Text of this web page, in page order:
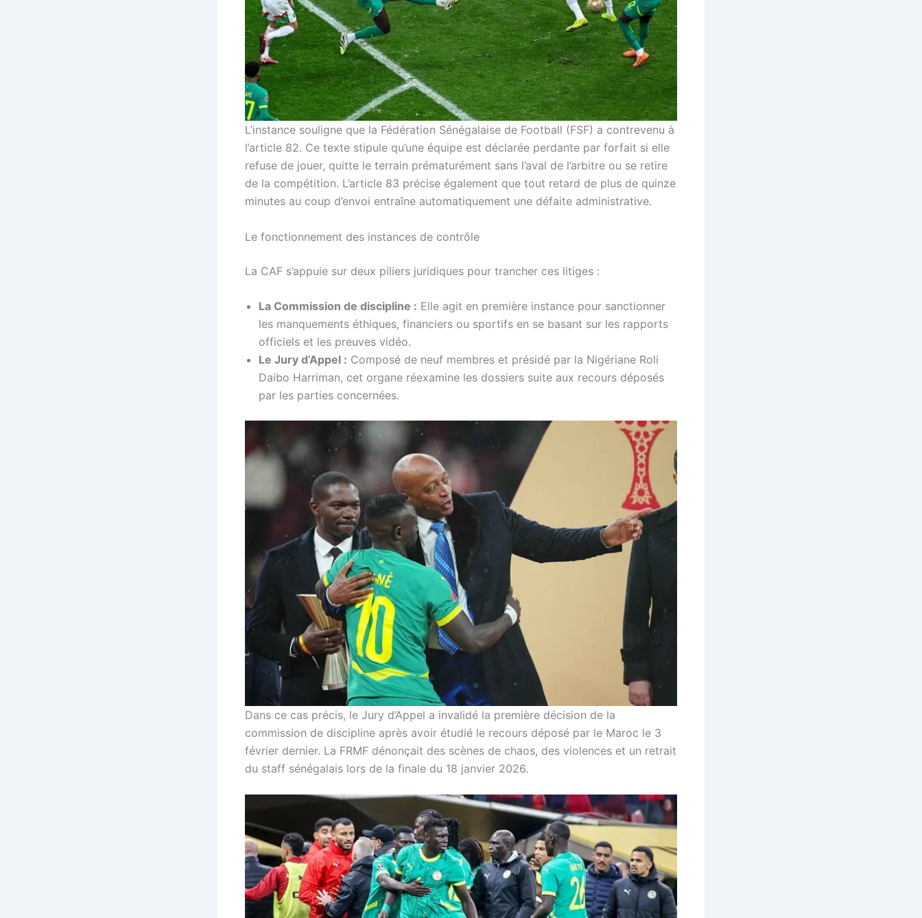
L’instance souligne que la Fédération Sénégalaise de Football (FSF) a contrevenu à
l’article 82. Ce texte stipule qu’une équipe est déclarée perdante par forfait si elle
refuse de jouer, quitte le terrain prématurément sans l’aval de l’arbitre ou se retire
de la compétition. L’article 83 précise également que tout retard de plus de quinze
minutes au coup d’envoi entraîne automatiquement une défaite administrative.
Le fonctionnement des instances de contrôle
La CAF s’appuie sur deux piliers juridiques pour trancher ces litiges :
La Commission de discipline : Elle agit en première instance pour sanctionner
les manquements éthiques, financiers ou sportifs en se basant sur les rapports
officiels et les preuves vidéo.
Le Jury d’Appel : Composé de neuf membres et présidé par la Nigériane Roli
Daibo Harriman, cet organe réexamine les dossiers suite aux recours déposés
par les parties concernées.
Dans ce cas précis, le Jury d’Appel a invalidé la première décision de la
commission de discipline après avoir étudié le recours déposé par le Maroc le 3
février dernier. La FRMF dénonçait des scènes de chaos, des violences et un retrait
du staff sénégalais lors de la finale du 18 janvier 2026.